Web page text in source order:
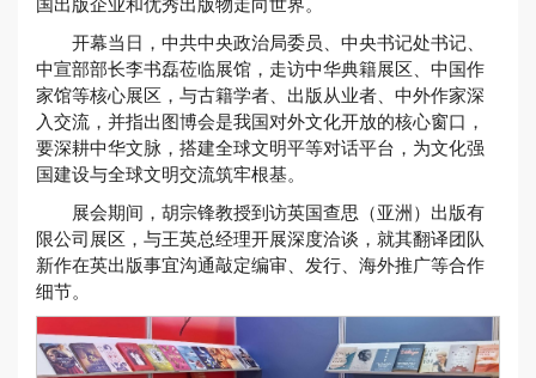
开幕当日，中共中央政治局委员、中央书记处书记、
中宣部部长李书磊莅临展馆，走访中华典籍展区、中国作
家馆等核心展区，与古籍学者、出版从业者、中外作家深
入交流，并指出图博会是我国对外文化开放的核心窗口，
要深耕中华文脉，搭建全球文明平等对话平台，为文化强
国建设与全球文明交流筑牢根基。
展会期间，胡宗锋教授到访英国查思（亚洲）出版有
限公司展区，与王英总经理开展深度洽谈，就其翻译团队
新作在英出版事宜沟通敲定编审、发行、海外推广等合作
细节。